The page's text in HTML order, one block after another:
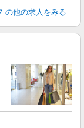
の他の求人をみる